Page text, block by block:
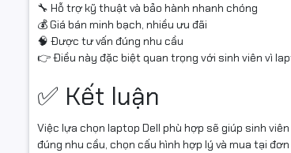
🔧 Hỗ trợ kỹ thuật và bảo hành nhanh chóng
💰 Giá bán minh bạch, nhiều ưu đãi
🧠 Được tư vấn đúng nhu cầu
👉 Điều này đặc biệt quan trọng với sinh viên vì
✅ Kết luận
Việc lựa chọn laptop Dell phù hợp sẽ giúp sinh
đúng nhu cầu, chọn cấu hình hợp lý và mua tại